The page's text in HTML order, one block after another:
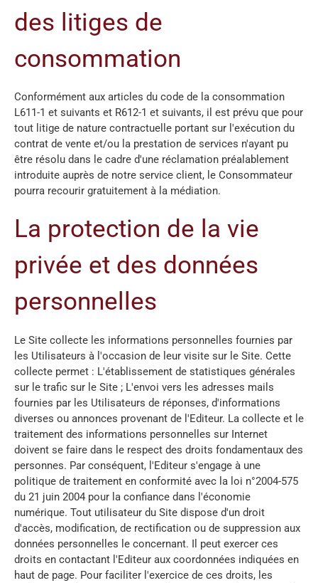
des litiges de
consommation
Conformément aux articles du code de la consommation
L611-1 et suivants et R612-1 et suivants, il est prévu que pour
tout litige de nature contractuelle portant sur l'exécution du
contrat de vente et/ou la prestation de services n'ayant pu
être résolu dans le cadre d'une réclamation préalablement
introduite auprès de notre service client, le Consommateur
pourra recourir gratuitement à la médiation.
La protection de la vie
privée et des données
personnelles
Le Site collecte les informations personnelles fournies par
les Utilisateurs à l'occasion de leur visite sur le Site. Cette
collecte permet : L'établissement de statistiques générales
sur le trafic sur le Site ; L'envoi vers les adresses mails
fournies par les Utilisateurs de réponses, d'informations
diverses ou annonces provenant de l'Editeur. La collecte et le
traitement des informations personnelles sur Internet
doivent se faire dans le respect des droits fondamentaux des
personnes. Par conséquent, l'Editeur s'engage à une
politique de traitement en conformité avec la loi n°2004-575
du 21 juin 2004 pour la confiance dans l'économie
numérique. Tout utilisateur du Site dispose d'un droit
d'accès, modification, de rectification ou de suppression aux
données personnelles le concernant. Il peut exercer ces
droits en contactant l'Editeur aux coordonnées indiquées en
haut de page. Pour faciliter l'exercice de ces droits, les